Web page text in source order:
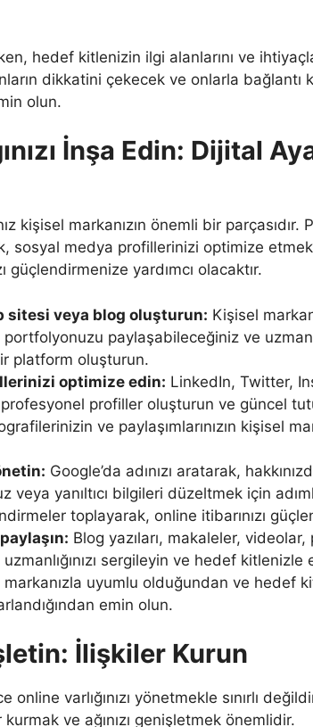
hedef kitlenizin ilgi alanlarını ve
dikkatini çekecek ve onlarla bağlantı
olun.
İnşa Edin: Dijital
kişisel markanızın önemli bir
sosyal medya profillerinizi optimize etmek
güçlendirmenize yardımcı olacaktır.
sitesi veya blog oluşturun: Kişisel
paylaşabileceğiniz ve
platform oluşturun.
optimize edin: LinkedIn, Twitter,
profiller oluşturun ve güncel
ve paylaşımlarınızın kişisel
Google’da adınızı aratarak,
veya yanıltıcı bilgileri düzeltmek için
toplayarak, online itibarınızı
Blog yazıları, makaleler, videolar,
sergileyin ve hedef kitlenizle
uyumlu olduğundan ve hedef
emin olun.
İlişkiler Kurun
varlığınızı yönetmekle sınırlı
ve ağınızı genişletmek önemlidir.